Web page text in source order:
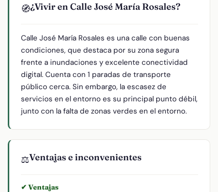
🧭¿Vivir en Calle José María Rosales?
Calle José María Rosales es una calle con buenas
condiciones, que destaca por su zona segura
frente a inundaciones y excelente conectividad
digital. Cuenta con 1 paradas de transporte
público cerca. Sin embargo, la escasez de
servicios en el entorno es su principal punto débil,
junto con la falta de zonas verdes en el entorno.
⚖️Ventajas e inconvenientes
✔ Ventajas